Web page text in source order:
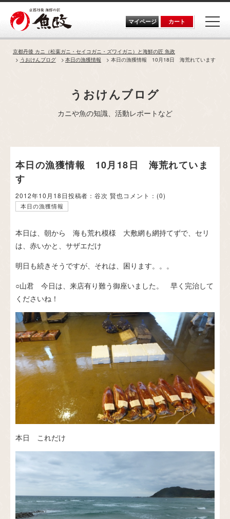
Skip
content
マイページ カート
京都丹後 カニ（松葉ガニ・セイコガニ・ズワイガニ）と海鮮の匠 魚政
うおけんブログ
本日の漁獲情報 本日の漁獲情報 10月18日 海荒れています
うおけんブログ
カニや魚の知識、活動レポートなど
本日の漁獲情報 10月18日 海荒れていま
す
2012年10月18日投稿者：谷次 賢也コメント： (0)
本日の漁獲情報
本日は、朝から 海も荒れ模様 大敷網も網持てずで、セリ
は、赤いかと、サザエだけ
明日も続きそうですが、それは、困ります。。。
○山君 今日は、来店有り難う御座いました。 早く完治して
くださいね！
本日 これだけ